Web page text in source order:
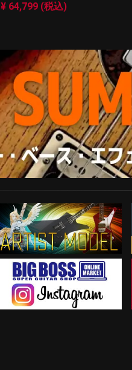
¥ 64,799 (税込)
ARTIST MODEL
Instagram